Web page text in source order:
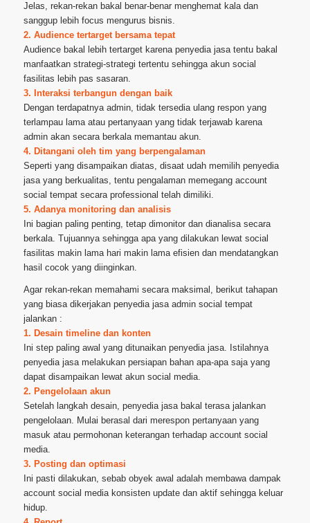
Jelas, rekan-rekan bakal benar-benar menghemat kala dan
sanggup lebih focus mengurus bisnis.
2. Audience tertarget bersama tepat
Audience bakal lebih tertarget karena penyedia jasa tentu bakal
manfaatkan strategi-strategi tertentu sehingga akun social
fasilitas lebih pas sasaran.
3. Interaksi terbangun dengan baik
Dengan terdapatnya admin, tidak tersedia ulang respon yang
terlampau lama atau pertanyaan yang tidak terjawab karena
admin akan secara berkala memantau akun.
4. Ditangani oleh tim yang berpengalaman
Seperti yang disampaikan diatas, disaat udah memilih penyedia
jasa yang berkualitas, tentu pengalaman memegang account
social tempat secara professional telah dimiliki.
5. Adanya monitoring dan analisis
Ini bagian paling penting, tetap dimonitor dan dianalisa secara
berkala. Tujuannya sehingga apa yang dilakukan lewat social
fasilitas makin lama hari makin lama efisien dan mendatangkan
hasil cocok yang diinginkan.
Agar rekan-rekan memahami secara maksimal, berikut tahapan
yang biasa dikerjakan penyedia jasa admin social tempat
jalankan :
1. Desain timeline dan konten
Ini step paling awal yang ditunaikan penyedia jasa. Istilahnya
penyedia jasa melakukan persiapan bahan apa-apa saja yang
dapat disampaikan lewat akun social media.
2. Pengelolaan akun
Setelah langkah desain, penyedia jasa bakal terasa jalankan
pengelolaan. Mulai berasal dari merespon pertanyaan yang
masuk atau permohonan keterangan terhadap account social
media.
3. Posting dan optimasi
Ini pasti dilakukan, sebab obyek awal adalah membawa dampak
account social media konsisten update dan aktif sehingga keluar
hidup.